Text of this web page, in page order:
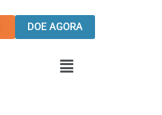
Menu
DOE AGORA